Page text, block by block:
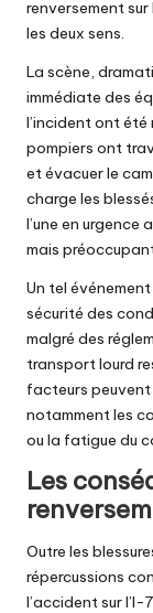
renversement
les deux sens.
La scène,
immédiate des
l’incident ont été
pompiers ont
et évacuer le
charge les
l’une en urgence
mais
Un tel
sécurité des
malgré des
transport lourd
facteurs peuvent
notamment les
ou la fatigue du
Les
Outre les
répercussions
l’accident sur